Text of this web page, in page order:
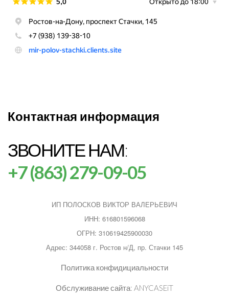
Контактная информация
ЗВОНИТЕ НАМ:
+7 (863) 279-09-05
ИП ПОЛОСКОВ ВИКТОР ВАЛЕРЬЕВИЧ
ИНН: 616801596068
ОГРН: 310619425900030
Адрес: 344058 г. Ростов н/Д, пр. Стачки 145
Политика конфидициальности
Обслуживание сайта: ANYCASEiT